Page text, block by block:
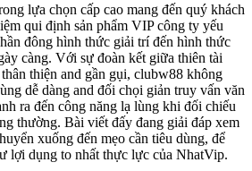
lựa chọn cấp cao mang đến quý khách
qui định sản phẩm VIP công ty yếu
đông hình thức giải trí đến hình thức
càng. Với sự đoàn kết giữa thiên tài
thiện and gần gụi, clubw88 không
dễ dàng and đối chọi giản truy vấn văn
ra đến công năng lạ lùng khi đối chiếu
thường. Bài viết đấy đang giải đáp xem
xuống đến mẹo cần tiêu dùng, để
lợi dụng to nhất thực lực của NhatVip.